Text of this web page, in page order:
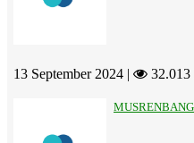
13 September 2024 |